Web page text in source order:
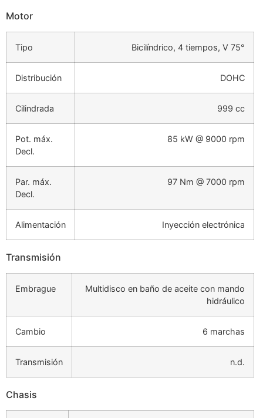
Motor
Tipo Bicilíndrico, 4 tiempos, V 75°
Distribución DOHC
Cilindrada 999 cc
Pot. máx.
Decl.
85 kW @ 9000 rpm
Par. máx.
Decl.
97 Nm @ 7000 rpm
Alimentación Inyección electrónica
Transmisión
Embrague
Multidisco en baño de aceite con mando
hidráulico
Cambio 6 marchas
Transmisión n.d.
Chasis